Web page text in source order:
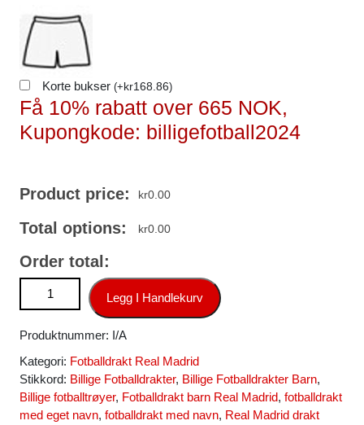
Korte bukser (+kr168.86)
Få 10% rabatt over 665 NOK,
Kupongkode: billigefotball2024
Product price: kr0.00
Total options: kr0.00
Order total:
Billige Real Madrid drakt Keeper Hjemmedrakt 2025-26 antall
Legg I Handlekurv
Produktnummer: I/A
Kategori: Fotballdrakt Real Madrid
Stikkord: Billige Fotballdrakter, Billige Fotballdrakter Barn,
Billige fotballtrøyer, Fotballdrakt barn Real Madrid, fotballdrakt
med eget navn, fotballdrakt med navn, Real Madrid drakt